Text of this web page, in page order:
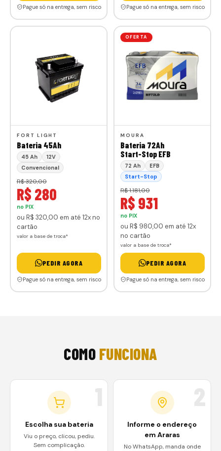
Pague só na entrega, sem risco Pague só na entrega, sem risco
FORT LIGHT
Bateria 45Ah
45 Ah
12V
Convencional
R$ 320,00
R$ 280
no PIX
ou R$ 320,00 em até 12x no
cartão
valor a base de troca*
PEDIR AGORA
Pague só na entrega, sem risco
OFERTA
MOURA
Bateria 72Ah
Start-Stop EFB
72 Ah
EFB
Start-Stop
R$ 1.181,00
R$ 931
no PIX
ou R$ 980,00 em até 12x
no cartão
valor a base de troca*
PEDIR AGORA
Pague só na entrega, sem risco
COMO FUNCIONA
Escolha sua bateria
Viu o preço, clicou, pediu.
Sem complicação.
Informe o endereço
em Araras
No WhatsApp, manda onde